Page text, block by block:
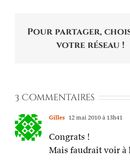
Pour partager,
votre réseau !
3 Commentaires
Gilles 12 mai 2010 à 13h41
Congrats !
Mais faudrait voir à